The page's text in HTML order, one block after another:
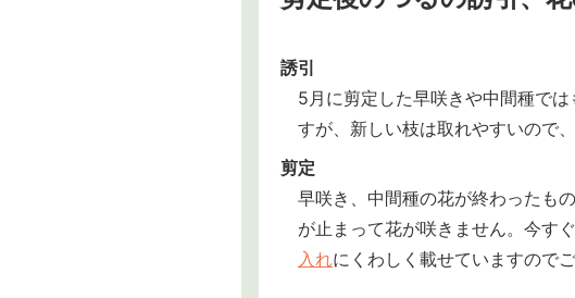
誘引
5月に剪定した早咲きや中間種で
すが、新しい枝は取れやすいので
剪定
早咲き、中間種の花が終わったも
が止まって花が咲きません。今す
入れにくわしく載せていますので